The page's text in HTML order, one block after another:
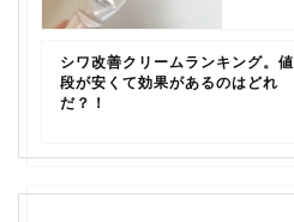
シワ改善クリームランキング。値
段が安くて効果があるのはどれ
だ？！